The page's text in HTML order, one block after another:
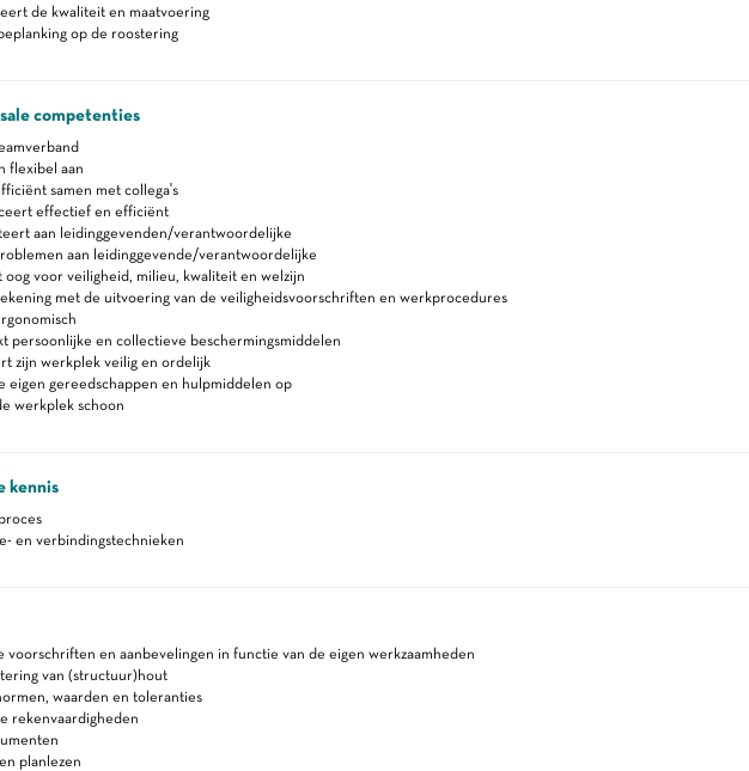
de kwaliteit en maatvoering
op de roostering
competenties
flexibel aan
samen met collega's
effectief en efficiënt
aan leidinggevenden/verantwoordelijke
aan leidinggevende/verantwoordelijke
oog voor veiligheid, milieu, kwaliteit en welzijn
met de uitvoering van de veiligheidsvoorschriften en werkprocedures
persoonlijke en collectieve beschermingsmiddelen
zijn werkplek veilig en ordelijk
eigen gereedschappen en hulpmiddelen op
werkplek schoon
kennis
en verbindingstechnieken
voorschriften en aanbevelingen in functie van de eigen werkzaamheden
van (structuur)hout
waarden en toleranties
rekenvaardigheden
planlezen